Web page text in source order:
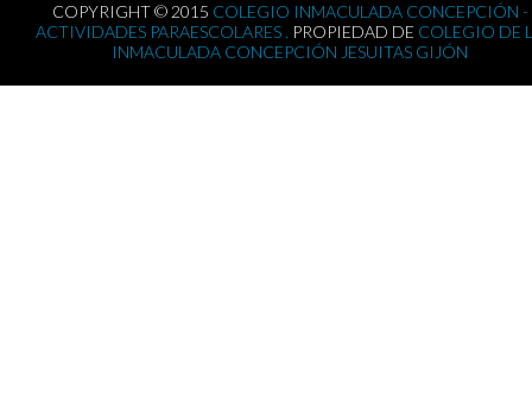
COPYRIGHT © 2015 COLEGIO INMACULADA CONCEPCIÓN -
ACTIVIDADES PARAESCOLARES . PROPIEDAD DE COLEGIO DE
INMACULADA CONCEPCIÓN JESUITAS GIJÓN